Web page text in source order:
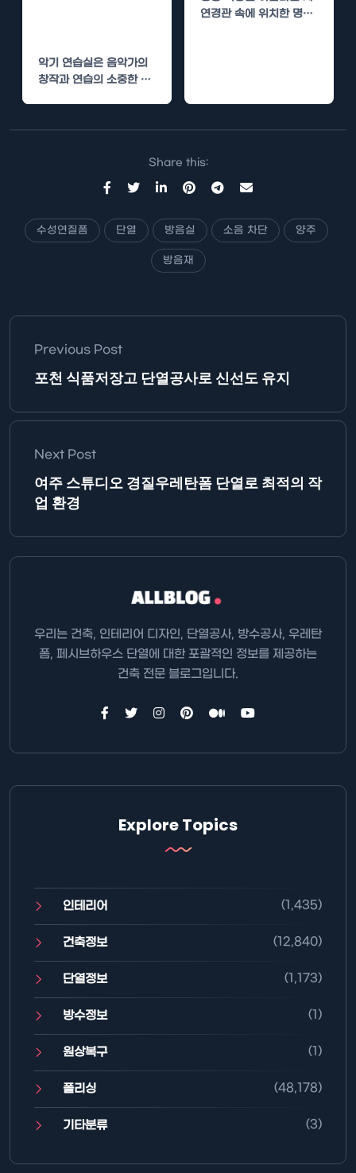
악기 연습실은 음악가의
창작과 연습의 소중한 공
연경관 속에 위치한 명소
Share this:
수성연질폼 단열 방음실 소음 차단 양주
방음재
Previous Post
포천 식품저장고 단열공사로 신선도 유지
Next Post
여주 스튜디오 경질우레탄폼 단열로 최적의 작
업 환경
우리는 건축, 인테리어 디자인, 단열공사, 방수공사, 우레탄
폼, 페시브하우스 단열에 대한 포괄적인 정보를 제공하는
건축 전문 블로그입니다.
Explore Topics
인테리어 (1,435)
건축정보 (12,840)
단열정보 (1,173)
방수정보 (1)
원상복구 (1)
폴리싱 (48,178)
기타분류 (3)